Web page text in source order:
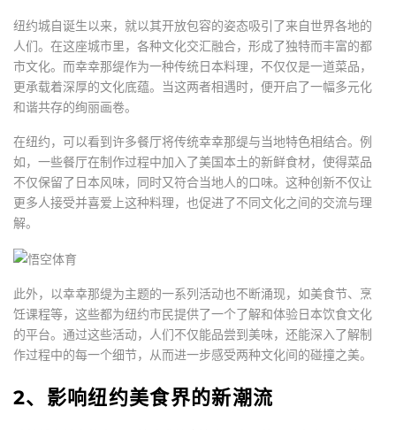
纽约城自诞生以来，就以其开放包容的姿态吸引了来自世界各地的
人们。在这座城市里，各种文化交汇融合，形成了独特而丰富的都
市文化。而幸幸那缇作为一种传统日本料理，不仅仅是一道菜品，
更承载着深厚的文化底蕴。当这两者相遇时，便开启了一幅多元化
和谐共存的绚丽画卷。
在纽约，可以看到许多餐厅将传统幸幸那缇与当地特色相结合。例
如，一些餐厅在制作过程中加入了美国本土的新鲜食材，使得菜品
不仅保留了日本风味，同时又符合当地人的口味。这种创新不仅让
更多人接受并喜爱上这种料理，也促进了不同文化之间的交流与理
解。
此外，以幸幸那缇为主题的一系列活动也不断涌现，如美食节、烹
饪课程等，这些都为纽约市民提供了一个了解和体验日本饮食文化
的平台。通过这些活动，人们不仅能品尝到美味，还能深入了解制
作过程中的每一个细节，从而进一步感受两种文化间的碰撞之美。
2、影响纽约美食界的新潮流